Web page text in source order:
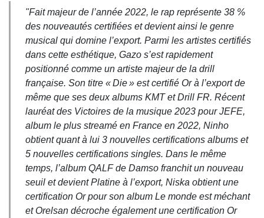
"Fait majeur de l’année 2022, le rap représente 38 %
des nouveautés certifiées et devient ainsi le genre
musical qui domine l’export. Parmi les artistes certifiés
dans cette esthétique, Gazo s’est rapidement
positionné comme un artiste majeur de la drill
française. Son titre « Die » est certifié Or à l’export de
même que ses deux albums KMTetDrill FR. Récent
lauréat des Victoires de la musique 2023 pourJEFE,
album le plus streamé en France en 2022, Ninho
obtient quant à lui 3 nouvelles certifications albums et
5 nouvelles certifications singles. Dans le même
temps, l’album QALFde Damso franchit un nouveau
seuil et devient Platine à l’export, Niska obtient une
certification Or pour son album Le monde est méchant
et Orelsan décroche également une certification Or